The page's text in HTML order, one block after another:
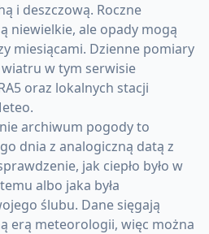
i deszczową. Roczne
niewielkie, ale opady mogą
miesiącami. Dzienne pomiary
w tym serwisie
oraz lokalnych stacji
archiwum pogody to
dnia z analogiczną datą z
jak ciepło było w
albo jaka była
ślubu. Dane sięgają
erą meteorologii, więc można